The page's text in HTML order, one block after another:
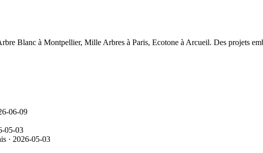
Blanc à Montpellier, Mille Arbres à Paris, Ecotone à Arcueil. Des projets
06-09
05-03
· 2026-05-03